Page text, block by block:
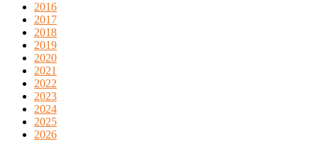
2016
2017
2018
2019
2020
2021
2022
2023
2024
2025
2026